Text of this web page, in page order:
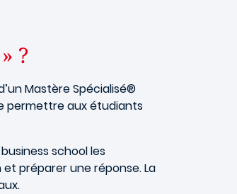
?
Mastère Spécialisé®
permettre aux étudiants
business school les
préparer une réponse. La